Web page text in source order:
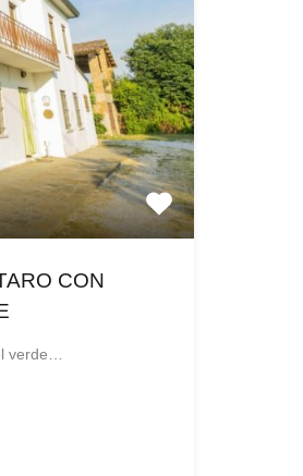
CON
verde…